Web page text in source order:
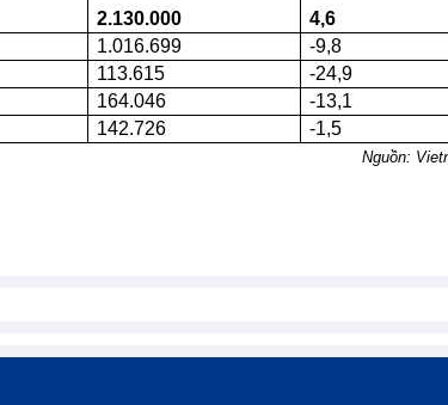
2.130.000
4,6
1.016.699
-9,8
113.615
-24,9
164.046
-13,1
142.726 -1,5
Nguồn: